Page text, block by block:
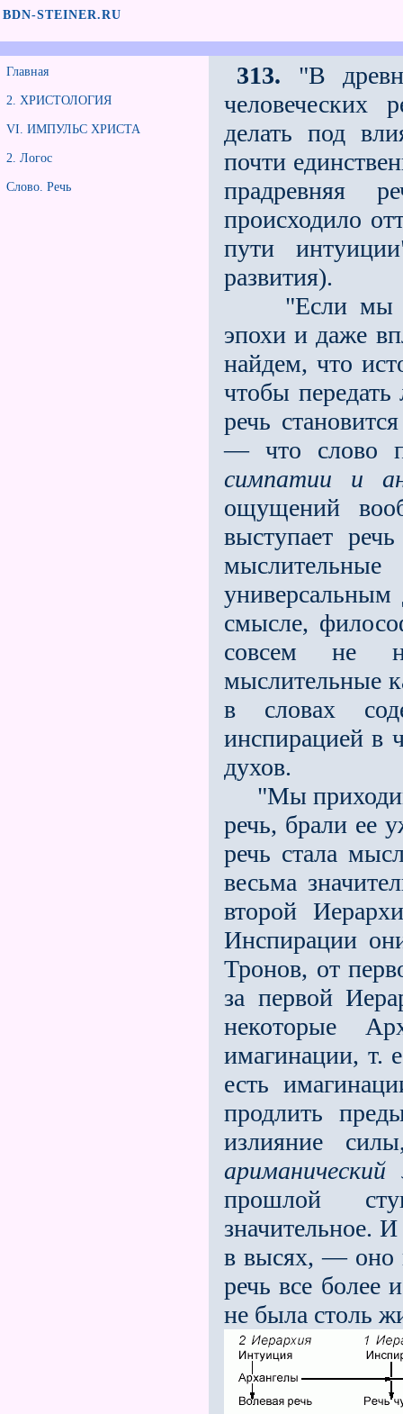
BDN-STEINER.RU
Главная
2. ХРИСТОЛОГИЯ
VI. ИМПУЛЬС ХРИСТА
2. Логос
Слово. Речь
313. "В
человеческих
делать под
почти
прадревняя
происходило
пути
развития).
"Если мы
эпохи и даже
найдем, что
чтобы
речь
— что слово
симпатии и
ощущений
выступает
смысле,
совсем не
мыслительные
в словах
инспирацией в
духов.
"Мы приходим
речь, брали ее
речь стала
весьма
второй
Инспирации
Тронов, от
за первой
некоторые
имагинации, т.
есть
продлить
излияние
ариманический
прошлой
значительное.
в высях, — оно
речь все более
не была столь